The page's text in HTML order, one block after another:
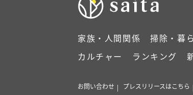
家族・人間関係 掃除・暮
カルチャー
ランキング
お問い合わせ プレスリリースはこちら